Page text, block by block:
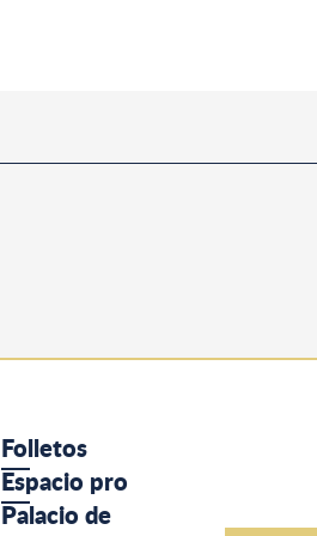
Folletos
Espacio pro
Palacio de